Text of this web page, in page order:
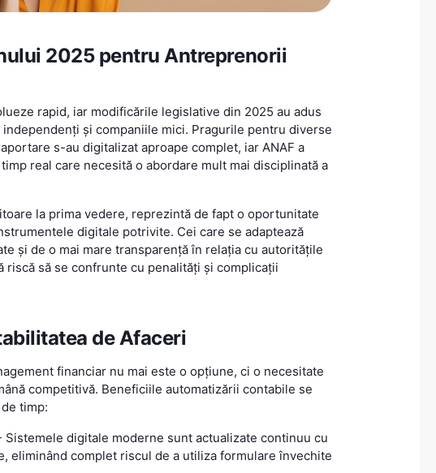
2025 pentru Antreprenorii
rapid, iar modificările legislative din 2025 au adus
și companiile mici. Pragurile pentru diverse
s-au digitalizat aproape complet, iar ANAF a
real care necesită o abordare mult mai disciplinată a
la prima vedere, reprezintă de fapt o oportunitate
digitale potrivite. Cei care se adaptează
și de o mai mare transparență în relația cu autoritățile
riscă să se confrunte cu penalități și complicații
de Afaceri
financiar nu mai este o opțiune, ci o necesitate
competitivă. Beneficiile automatizării contabile se
timp:
digitale moderne sunt actualizate continuu cu
eliminând complet riscul de a utiliza formulare învechite